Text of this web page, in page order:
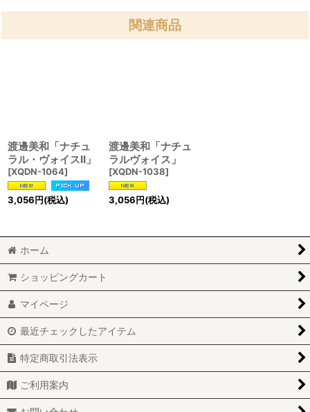
関連商品
渡邊美和「ナチュ
ラル・ヴォイスII」
[XQDN-1064]
3,056円(税込)
渡邊美和「ナチュ
ラルヴォイス」
[XQDN-1038]
3,056円(税込)
ホーム
ショッピングカート
マイページ
最近チェックしたアイテム
特定商取引法表示
ご利用案内